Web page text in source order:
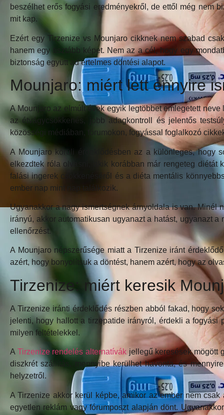
beszélhet erős fogyási eredményekről, de ettől még nem
mit kap.
Ezért egy Tirzenize vs Mounjaro cikknek nem szabad
hanem egy tisztább képet. Nem az a cél, hogy egy
biztonság együtt ad értelmes döntési alapot.
Mounjaro: miért lett ennyire
A Mounjaro az elmúlt évek egyik legtöbbet emlegetett
az étvágycsökkenés, jobb adagkontroll és jelentős
közösségi médiában, fórumokon, fogyással foglalkozó
A Mounjaro körüli érdeklődésben az a különleges, hogy
elkezdtek róla olvasni, akik korábban már rengeteg diétát
falási ingerek csökkenéséről és a diéta mentális
ember nap mint nap találkozik.
Ugyanakkor a nagy ismertségnek árnyoldala is van. Minél
irányú, akkor automatikusan ugyanazt a hatást, ugyanazt
ellenőrzést.
A Mounjaro népszerűsége miatt a Tirzenize iránt
azért, hogy bonyolítsuk a döntést, hanem azért, hogy az
Tirzenize: miért keresik
A Tirzenize iránti érdeklődés részben abból fakad, hogy
jelenti, hogy hallott a tirzepatide irányról, érdekli a
milyen feltételekkel.
A Tirzenize rendelés alternatívák jellegű keresések mögött
diszkrét szállítás, mennyibe kerülhet havonta, és
helyzetről.
A Tirzenize akkor kerül képbe, amikor az ember nem
egyetlen reklám vagy fórumposzt alapján dönt.